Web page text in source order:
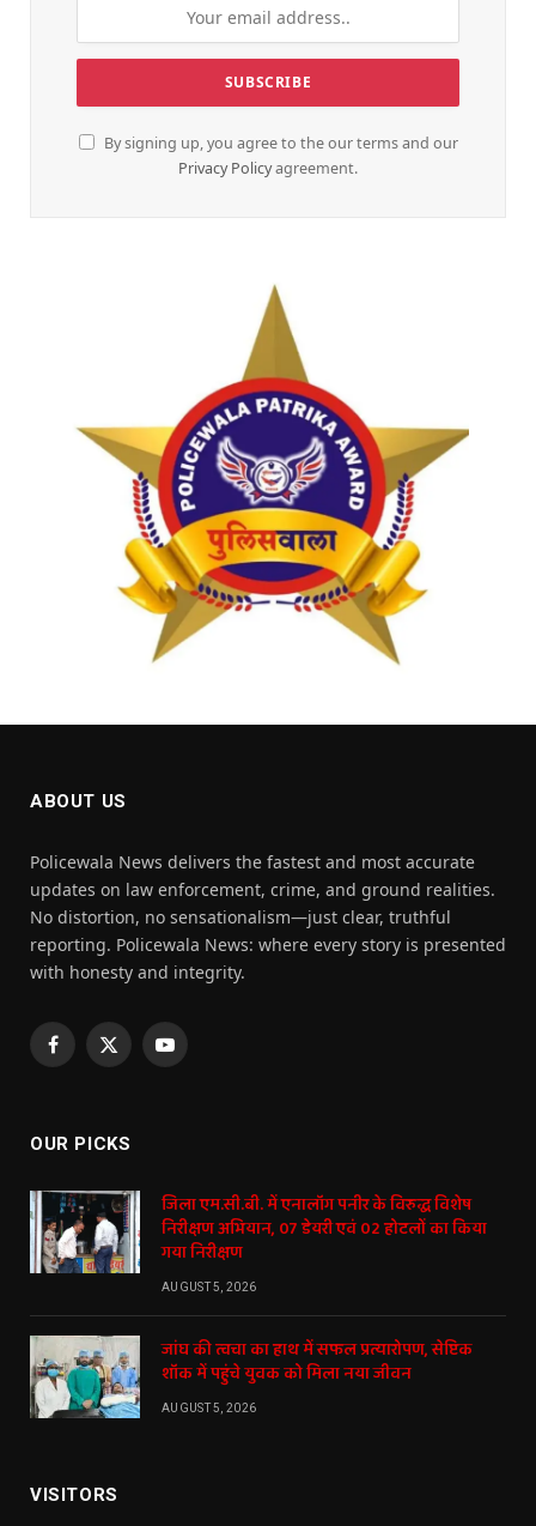
By signing up, you agree to the our terms and our
Privacy Policyagreement.
ABOUT US
Policewala News delivers the fastest and most accurate
updates on law enforcement, crime, and ground realities.
No distortion, no sensationalism—just clear, truthful
reporting. Policewala News: where every story is presented
with honesty and integrity.
Facebook
X
YouTube
OUR PICKS
जिला एम.सी.बी. में एनालॉग पनीर के विरुद्ध विशेष
निरीक्षण अभियान, 07 डेयरी एवं 02 होटलों का किया
गया निरीक्षण
AUGUST 5, 2026
जांघ की त्वचा का हाथ में सफल प्रत्यारोपण, सेप्टिक
शॉक में पहुंचे युवक को मिला नया जीवन
AUGUST 5, 2026
VISITORS